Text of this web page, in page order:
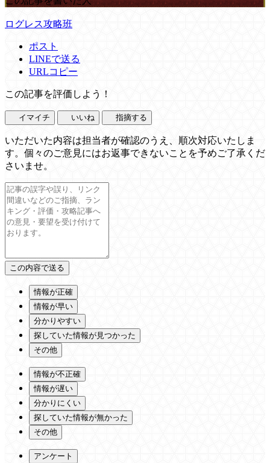
ログレス攻略班
ポスト
LINEで送る
URLコピー
この記事を評価しよう！
イマイチ いいね 指摘する
いただいた内容は担当者が確認のうえ、順次対応いたしま
す。個々のご意見にはお返事できないことを予めご了承くだ
さいませ。
情報が正確
情報が早い
分かりやすい
探していた情報が見つかった
その他
情報が不正確
情報が遅い
分かりにくい
探していた情報が無かった
その他
アンケート